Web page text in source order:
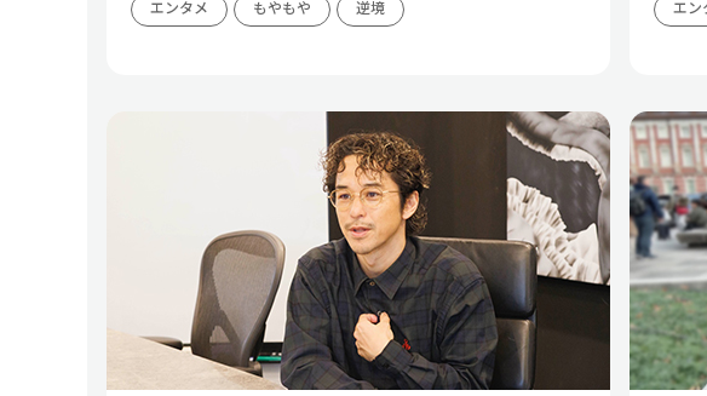
エンタメ もやもや 逆境 エン